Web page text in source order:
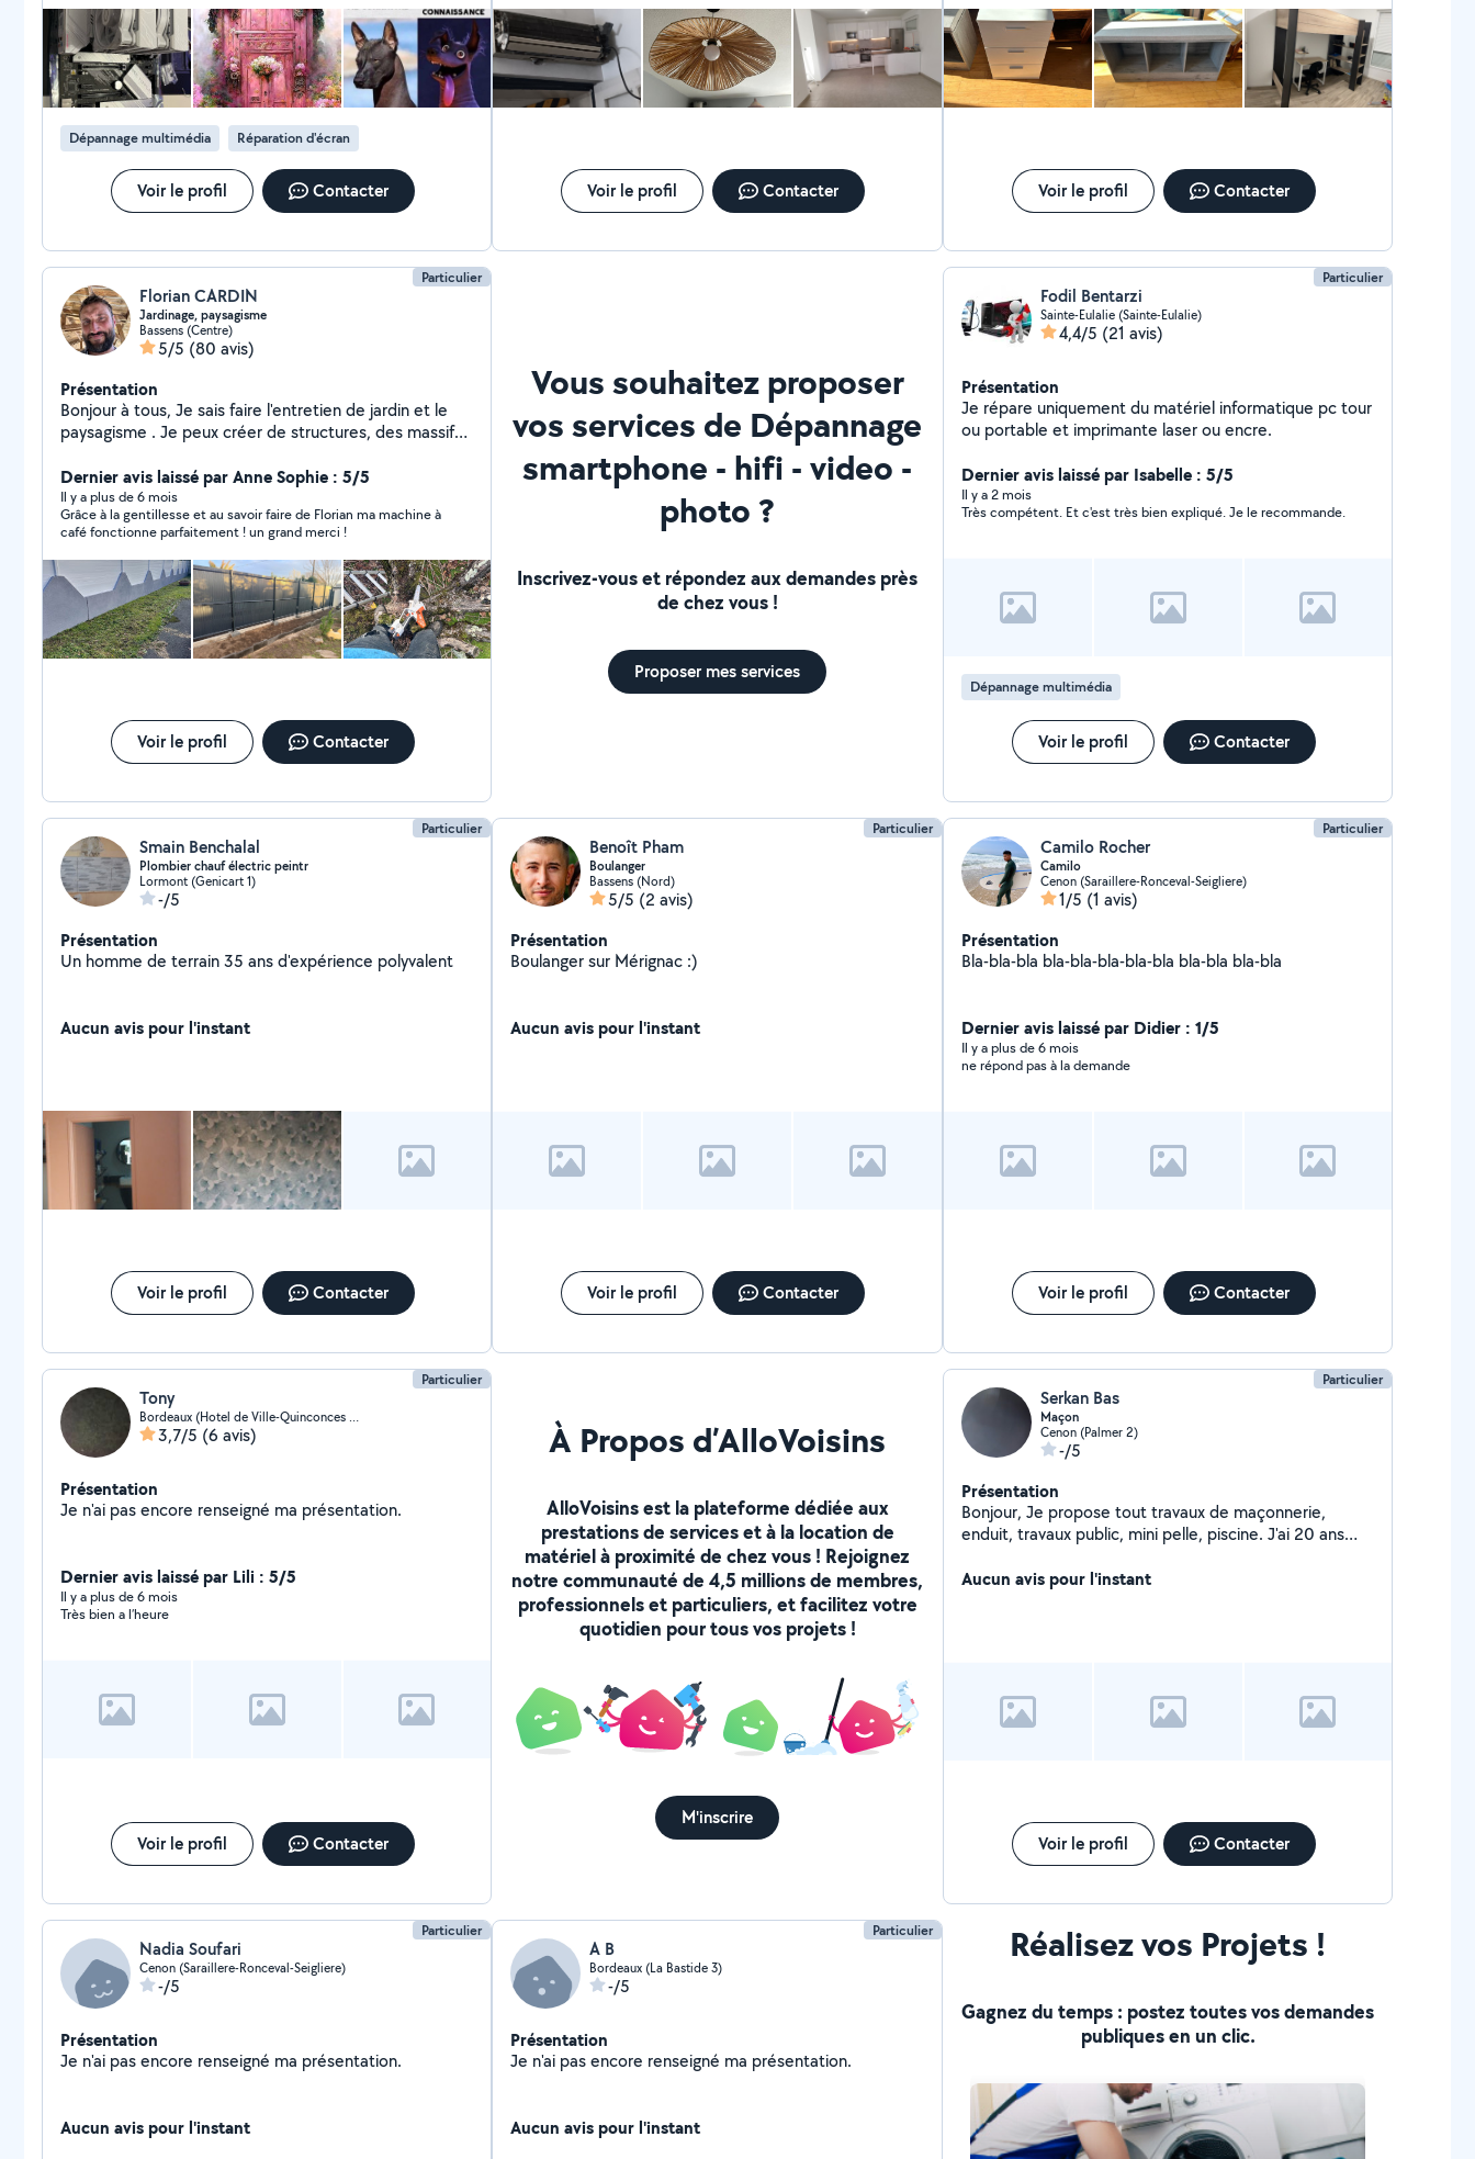
aimable et compétente.
Dépannage multimédia Réparation d'écran
Voir le profil Contacter Voir le profil Contacter
canapés, tapis ou intérieur de voiture avec une
shampouineuse bissell Location: 1j - 30 / la demie
journée 15
Voir le profil Contacter
Particulier
Florian CARDIN
Jardinage, paysagisme
Bassens (Centre)
5/5 (80 avis)
Présentation
Bonjour à tous, Je sais faire l'entretien de jardin et le
paysagisme . Je peux créer de structures, des massifs
mets en location tout le matériel pour le jardin et
l'entretien de la maison Je sais aussi faire la peinture,
saturateur, lasure et les toits. Tout ça dans la bonne
humeur et avec le sourire. Bonne journée à vous
Dernier avis laissé par Anne Sophie : 5/5
Il y a plus de 6 mois
Grâce à la gentillesse et au savoir faire de Florian ma machine à
café fonctionne parfaitement ! un grand merci !
Voir le profil Contacter
Vous souhaitez proposer
vos services de Dépannage
smartphone - hifi - video -
photo ?
Inscrivez-vous et répondez aux demandes près
de chez vous !
Proposer mes services
Particulier
Fodil Bentarzi
Sainte-Eulalie (Sainte-Eulalie)
4,4/5 (21 avis)
Présentation
Je répare uniquement du matériel informatique pc tour
ou portable et imprimante laser ou encre.
Dernier avis laissé par Isabelle : 5/5
Il y a 2 mois
Très compétent. Et c'est très bien expliqué. Je le recommande.
Dépannage multimédia
Voir le profil Contacter
Particulier
Smain Benchalal
Plombier chauf électric peintr
Lormont (Genicart 1)
-/5
Présentation
Un homme de terrain 35 ans d'expérience polyvalent
Aucun avis pour l'instant
Voir le profil Contacter
Particulier
Benoît Pham
Boulanger
Bassens (Nord)
5/5 (2 avis)
Présentation
Boulanger sur Mérignac :)
Aucun avis pour l'instant
Voir le profil Contacter
Particulier
Camilo Rocher
Camilo
Cenon (Saraillere-Ronceval-Seigliere)
1/5 (1 avis)
Présentation
Bla-bla-bla bla-bla-bla-bla-bla bla-bla bla-bla
Dernier avis laissé par Didier : 1/5
Il y a plus de 6 mois
ne répond pas à la demande
Voir le profil Contacter
Particulier
Tony
Bordeaux (Hotel de Ville-Quinconces 6)
3,7/5 (6 avis)
Présentation
Je n'ai pas encore renseigné ma présentation.
Dernier avis laissé par Lili : 5/5
Il y a plus de 6 mois
Très bien a l’heure
Voir le profil Contacter
À Propos d’AlloVoisins
AlloVoisins est la plateforme dédiée aux
prestations de services et à la location de
matériel à proximité de chez vous ! Rejoignez
notre communauté de 4,5 millions de membres,
professionnels et particuliers, et facilitez votre
quotidien pour tous vos projets !
M'inscrire
Particulier
Serkan Bas
Maçon
Cenon (Palmer 2)
-/5
Présentation
Bonjour, Je propose tout travaux de maçonnerie,
enduit, travaux public, mini pelle, piscine. J'ai 20 ans
contacter.
Aucun avis pour l'instant
Voir le profil Contacter
Particulier
Nadia Soufari
Cenon (Saraillere-Ronceval-Seigliere)
-/5
Présentation
Je n'ai pas encore renseigné ma présentation.
Aucun avis pour l'instant
Particulier
A B
Bordeaux (La Bastide 3)
-/5
Présentation
Je n'ai pas encore renseigné ma présentation.
Aucun avis pour l'instant
Réalisez vos Projets !
Gagnez du temps : postez toutes vos demandes
publiques en un clic.